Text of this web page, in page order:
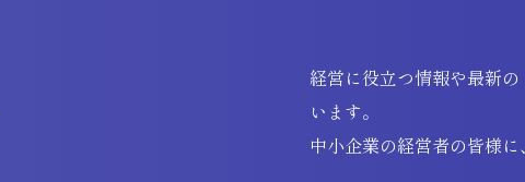
経営に役立つ情報や最新
います。
中小企業の経営者の皆様